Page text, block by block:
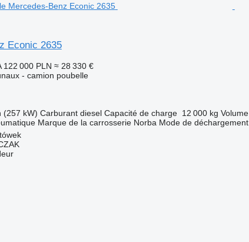
Econic 2635
122 000 PLN ≈ 28 330 €
- camion poubelle
(257 kW) Carburant diesel Capacité de charge 12 000 kg Volume
Marque de la carrosserie Norba Mode de déchargement